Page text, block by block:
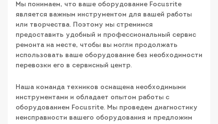
Мы понимаем, что ваше оборудование Focusrite
является важным инструментом для вашей работы
или творчества. Поэтому мы стремимся
предоставить удобный и профессиональный сервис
ремонта на месте, чтобы вы могли продолжать
использовать ваше оборудование без необходимости
перевозки его в сервисный центр.
Наша команда техников оснащена необходимыми
инструментами и обладает опытом работы с
оборудованием Focusrite. Мы проведем диагностику
неисправности вашего оборудования и предложим